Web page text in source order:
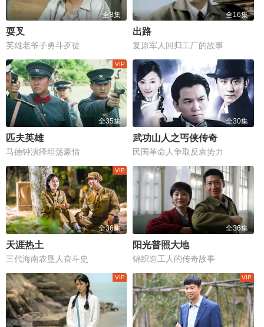
全3集
耍叉
英雄老爷子勇斗歹徒
全16集
出路
复原军人回归工厂的故事
全35集
匹夫英雄
马德钟演绎坦荡豪情
全30集
武功山人之丐侠传奇
民国革命人争取反袁势力
全36集
天涯热土
三代海南农垦人奋斗史
全36集
阳光普照大地
锦织造工人的传奇故事